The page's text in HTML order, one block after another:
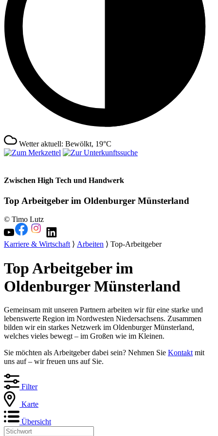
Wetter aktuell: Bewölkt, 19°C
Zwischen High Tech und Handwerk
Top Arbeitgeber im Oldenburger Münsterland
© Timo Lutz
Karriere & Wirtschaft⟩ Arbeiten ⟩ Top-Arbeitgeber
Top Arbeitgeber im
Oldenburger Münsterland
Gemeinsam mit unseren Partnern arbeiten wir für eine starke und
lebenswerte Region im Nordwesten Niedersachsens. Zusammen
bilden wir ein starkes Netzwerk im Oldenburger Münsterland,
welches vieles bewegt – im Großen wie im Kleinen.
Sie möchten als Arbeitgeber dabei sein? Nehmen Sie Kontakt mit
uns auf – wir freuen uns auf Sie.
Filter
Karte
Übersicht